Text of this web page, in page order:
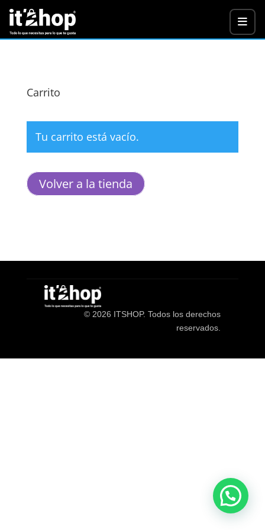
Carrito
Tu carrito está vacío.
Volver a la tienda
© 2026 ITSHOP. Todos los derechos
reservados.